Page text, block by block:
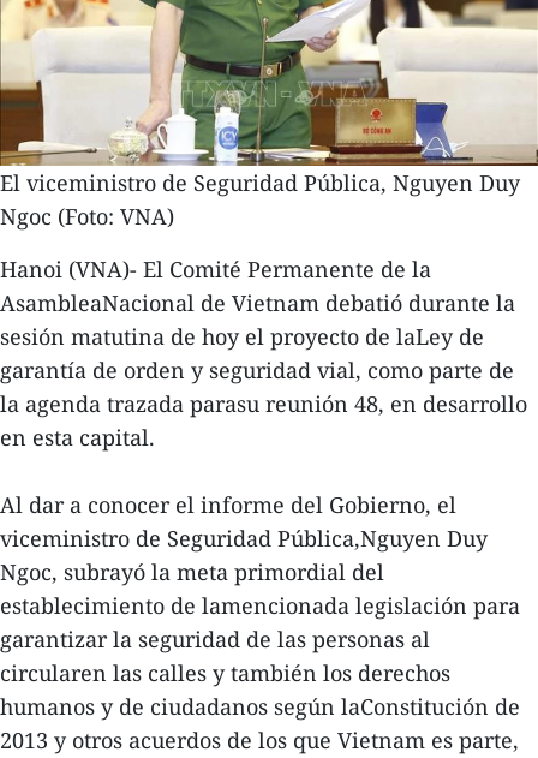
El viceministro de Seguridad Pública, Nguyen Duy
Ngoc (Foto: VNA)
Hanoi (VNA)- El Comité Permanente de la
AsambleaNacional de Vietnam debatió durante la
sesión matutina de hoy el proyecto de laLey de
garantía de orden y seguridad vial, como parte de
la agenda trazada parasu reunión 48, en desarrollo
en esta capital.
Al dar a conocer el informe del Gobierno, el
viceministro de Seguridad Pública,Nguyen Duy
Ngoc, subrayó la meta primordial del
establecimiento de lamencionada legislación para
garantizar la seguridad de las personas al
circularen las calles y también los derechos
humanos y de ciudadanos según laConstitución de
2013 y otros acuerdos de los que Vietnam es parte,